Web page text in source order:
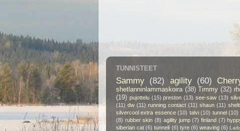
TUNNISTEET
Sammy (82) agility (60)
shetlanninlammaskoira (38) Timmy (32)
(19) pujottelu (15) preston (13) see-saw (13)
(11) dw (11) running contact (11) shaun (11)
silvercool extra essence (10) talvi (10) tunnel (10)
(8) rubber skin (8) agility jump (7) finland (7)
siberian cat (6) tunneli (6) tyre (6) weaving (6)